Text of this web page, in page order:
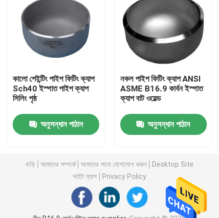
আমাদের সম্পর্কে
কালো পেইন্টিং পাইপ ফিটিং ক্যাপ
Sch40 ইস্পাত পাইপ ক্যাপ
সিলিং পৃষ্ঠ
অনুসন্ধান পাঠান
নকল পাইপ ফিটিং ক্যাপ ANSI
ASME B16.9 কার্বন ইস্পাত
ক্যাপ বাট ওয়েল্ড
অনুসন্ধান পাঠান
বাড়ি আমাদের সম্পর্কে আমাদের সাথে যোগাযোগ করুন
Desktop Site
সাইট ম্যাপ
Privacy Policy